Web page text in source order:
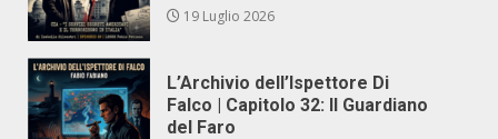
19 Luglio 2026
L’Archivio dell’Ispettore Di
Falco | Capitolo 32: Il Guardiano
del Faro